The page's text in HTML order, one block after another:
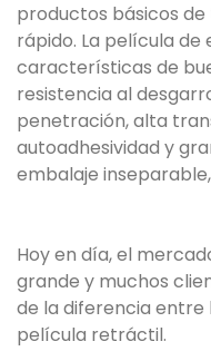
productos básicos
rápido. La película
características de
resistencia al
penetración, alta
autoadhesividad y
embalaje
Hoy en día, el
grande y muchos
de la diferencia
película retráctil.